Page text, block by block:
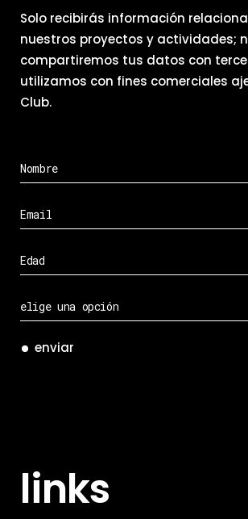
Solo recibirás información
nuestros proyectos y actividades;
compartiremos tus datos con
utilizamos con fines comerciales
Club.
enviar
links